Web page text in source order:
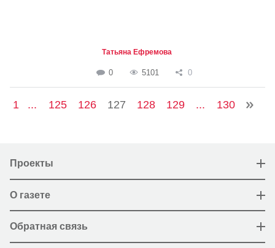
Татьяна Ефремова
0 5101 0
1 ... 125 126 127 128 129 ... 130
Проекты
О газете
Обратная связь